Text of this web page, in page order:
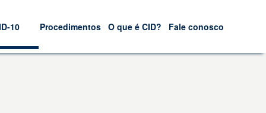
10 Procedimentos O que é CID? Fale conosco